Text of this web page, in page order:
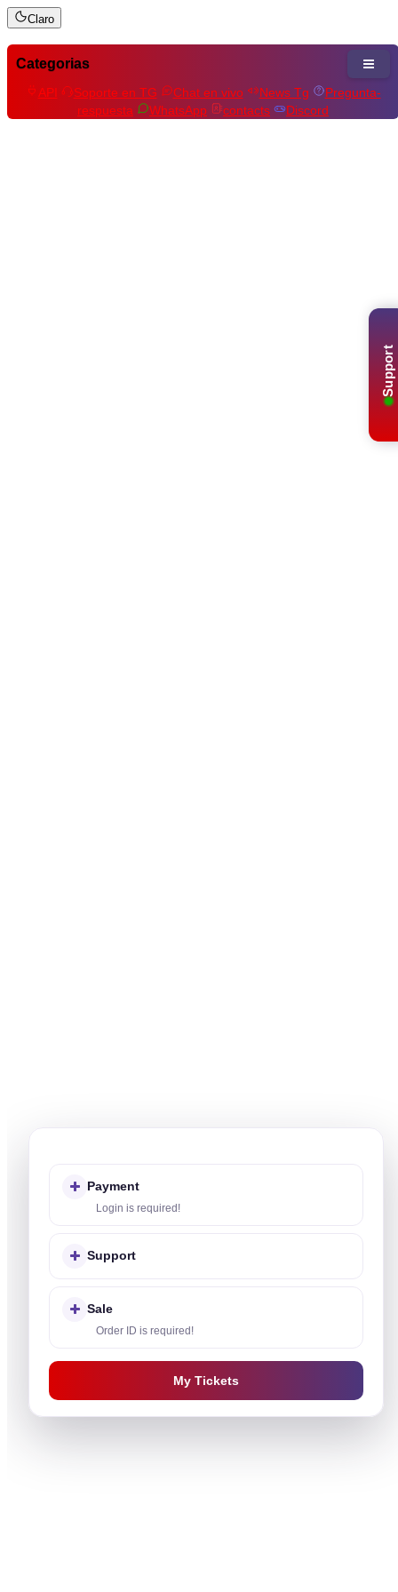
Claro
Support
Payment
Login is required!
Support
Sale
Order ID is required!
My Tickets
Categorias
API Soporte en TG Chat en vivo News Tg
Pregunta-
respuesta
WhatsApp contacts Discord